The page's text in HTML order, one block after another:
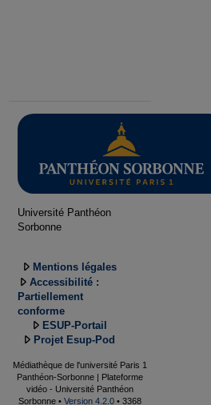
Université Panthéon
Sorbonne
Mentions légales
Accessibilité :
Partiellement
conforme
ESUP-Portail
Projet Esup-Pod
Médiathèque de l'université Paris 1
Panthéon-Sorbonne | Plateforme
vidéo - Université Panthéon
Sorbonne • Version 4.2.0 • 3368